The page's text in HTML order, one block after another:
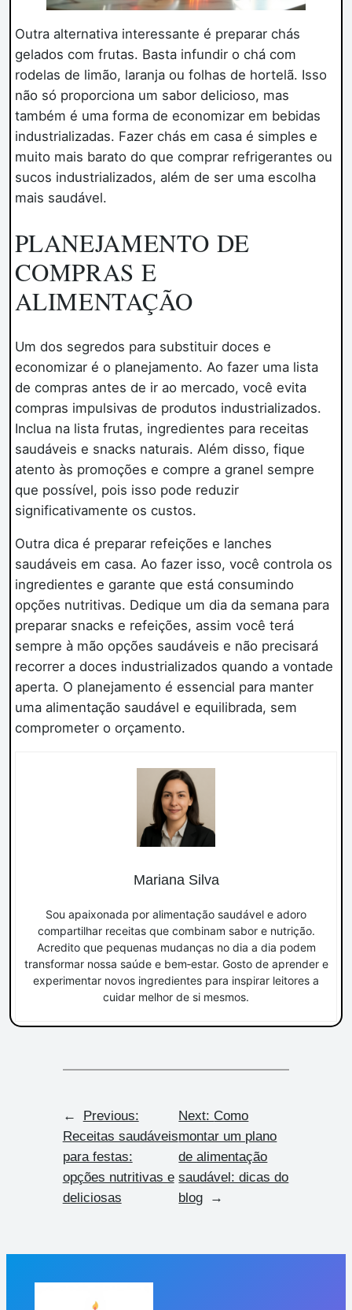
Outra alternativa interessante é preparar chás
gelados com frutas. Basta infundir o chá com
rodelas de limão, laranja ou folhas de hortelã. Isso
não só proporciona um sabor delicioso, mas
também é uma forma de economizar em bebidas
industrializadas. Fazer chás em casa é simples e
muito mais barato do que comprar refrigerantes ou
sucos industrializados, além de ser uma escolha
mais saudável.
PLANEJAMENTO DE
COMPRAS E
ALIMENTAÇÃO
Um dos segredos para substituir doces e
economizar é o planejamento. Ao fazer uma lista
de compras antes de ir ao mercado, você evita
compras impulsivas de produtos industrializados.
Inclua na lista frutas, ingredientes para receitas
saudáveis e snacks naturais. Além disso, fique
atento às promoções e compre a granel sempre
que possível, pois isso pode reduzir
significativamente os custos.
Outra dica é preparar refeições e lanches
saudáveis em casa. Ao fazer isso, você controla os
ingredientes e garante que está consumindo
opções nutritivas. Dedique um dia da semana para
preparar snacks e refeições, assim você terá
sempre à mão opções saudáveis e não precisará
recorrer a doces industrializados quando a vontade
aperta. O planejamento é essencial para manter
uma alimentação saudável e equilibrada, sem
comprometer o orçamento.
Mariana Silva
Sou apaixonada por alimentação saudável e adoro
compartilhar receitas que combinam sabor e nutrição.
Acredito que pequenas mudanças no dia a dia podem
transformar nossa saúde e bem‑estar. Gosto de aprender e
experimentar novos ingredientes para inspirar leitores a
cuidar melhor de si mesmos.
←
Previous:
Receitas saudáveis
para festas:
opções nutritivas e
deliciosas
Next: Como
montar um plano
de alimentação
saudável: dicas do
blog
→